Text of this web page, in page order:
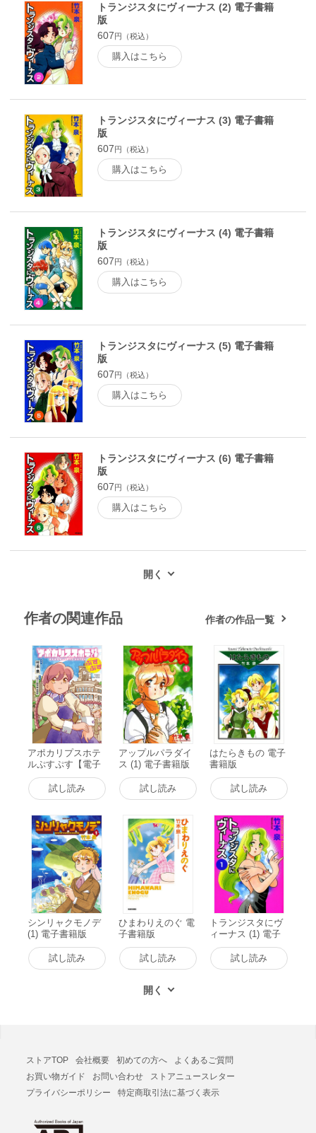
トランジスタにヴィーナス (2) 電子書籍
版
607円（税込）
購入はこちら
トランジスタにヴィーナス (3) 電子書籍
版
607円（税込）
購入はこちら
トランジスタにヴィーナス (4) 電子書籍
版
607円（税込）
購入はこちら
トランジスタにヴィーナス (5) 電子書籍
版
607円（税込）
購入はこちら
トランジスタにヴィーナス (6) 電子書籍
版
607 円（税込）
購入はこちら
作者の関連作品 作者の作品一覧
アポカリプスホテ
ルぷすぷす【電子
限定特典付き】 電
子書籍版試し読み
アップルパラダイ
ス (1) 電子書籍版
試し読み
はたらきもの 電子
書籍版
試し読み
シンリャクモノデ
(1) 電子書籍版
試し読み
ひまわりえのぐ 電
子書籍版
試し読み
トランジスタにヴ
ィーナス (1) 電子
書籍版
試し読み
ストアTOP 会社概要 初めての方へ
よくあるご質問
お買い物ガイド
お問い合わせ
ストアニュースレター
プライバシーポリシー
特定商取引法に基づく表示